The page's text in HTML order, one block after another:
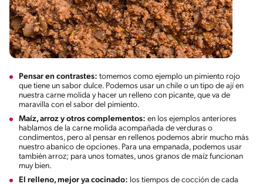
Pensar en contrastes: tomemos como ejemplo un pimiento rojo
que tiene un sabor dulce. Podemos usar un chile o un tipo de ají en
nuestra carne molida y hacer un relleno con picante, que va de
maravilla con el sabor del pimiento.
Maíz, arroz y otros complementos: en los ejemplos anteriores
hablamos de la carne molida acompañada de verduras o
condimentos, pero al pensar en rellenos podemos abrir mucho más
nuestro abanico de opciones. Para una empanada, podemos usar
también arroz; para unos tomates, unos granos de maíz funcionan
muy bien.
El relleno, mejor ya cocinado: los tiempos de cocción de cada